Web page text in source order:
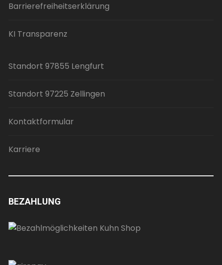
Barrierefreiheitserklärung
KI Transparenz
Standort 97855 Lengfurt
Standort 97225 Zellingen
Kontaktformular
Karriere
BEZAHLUNG